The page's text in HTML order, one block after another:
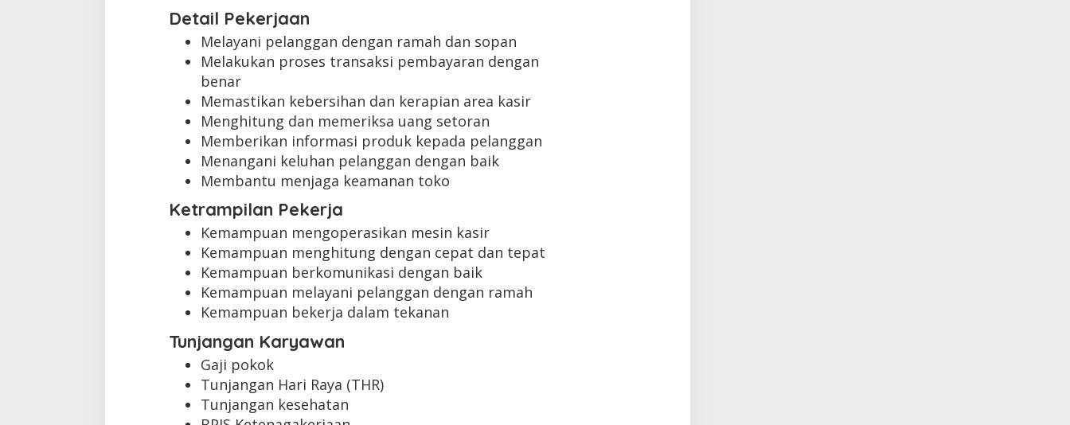
Detail Pekerjaan
Melayani pelanggan dengan ramah dan sopan
Melakukan proses transaksi pembayaran dengan
benar
Memastikan kebersihan dan kerapian area kasir
Menghitung dan memeriksa uang setoran
Memberikan informasi produk kepada pelanggan
Menangani keluhan pelanggan dengan baik
Membantu menjaga keamanan toko
Ketrampilan Pekerja
Kemampuan mengoperasikan mesin kasir
Kemampuan menghitung dengan cepat dan tepat
Kemampuan berkomunikasi dengan baik
Kemampuan melayani pelanggan dengan ramah
Kemampuan bekerja dalam tekanan
Tunjangan Karyawan
Gaji pokok
Tunjangan Hari Raya (THR)
Tunjangan kesehatan